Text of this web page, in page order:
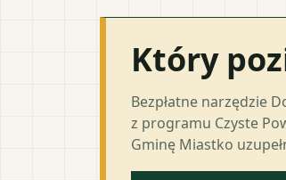
Który
Bezpłatne narzędzie
z programu Czyste
Gminę Miastko